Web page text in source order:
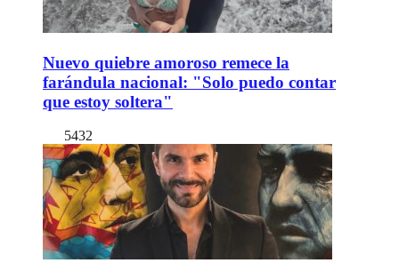
Nuevo quiebre amoroso remece la
farándula nacional: "Solo puedo contar
que estoy soltera"
5432